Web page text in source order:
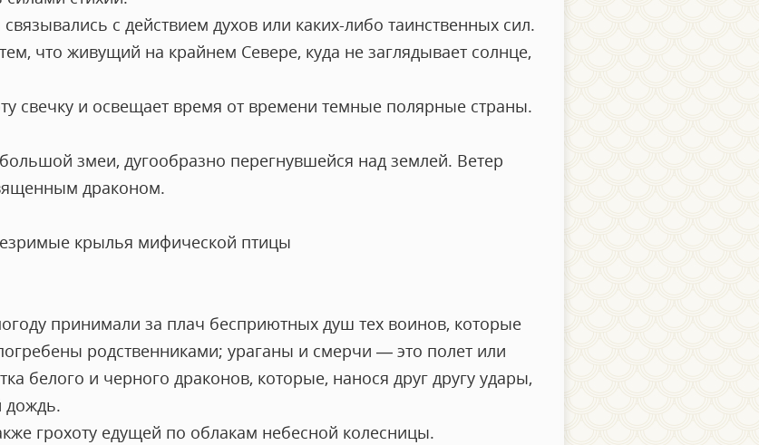
с действием духов или каких-либо таинственных сил.
что живущий на крайнем Севере, куда не заглядывает солнце,
свечку и освещает время от времени темные полярные страны.
змеи, дугообразно перегнувшейся над землей. Ветер
драконом.
крылья мифической птицы
принимали за плач бесприютных душ тех воинов, которые
родственниками; ураганы и смерчи — это полет или
белого и черного драконов, которые, нанося друг другу удары,
дождь.
грохоту едущей по облакам небесной колесницы.